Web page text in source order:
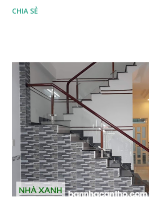
900 triệu - Pháp lý : sổ hồng hoàn công
phát triển cao....gần trường học , bệnh
0932.959.131. TÙNG
CHIA SẺ